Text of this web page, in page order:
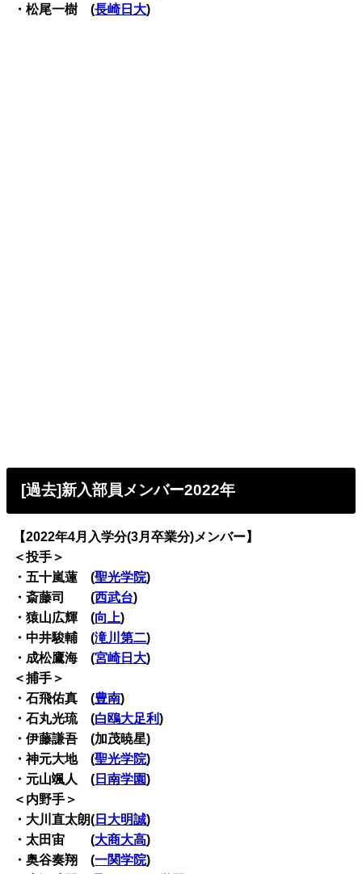
・松尾一樹 (長崎日大)
[過去]新入部員メンバー2022年
【2022年4月入学分(3月卒業分)メンバー】
＜投手＞
・五十嵐蓮 (聖光学院)
・斎藤司 (西武台)
・猿山広輝 (向上)
・中井駿輔 (滝川第二)
・成松鷹海 (宮崎日大)
＜捕手＞
・石飛佑真 (豊南)
・石丸光琉 (白鴎大足利)
・伊藤謙吾 (加茂暁星)
・神元大地 (聖光学院)
・元山颯人 ( 日南学園)
＜内野手＞
・大川直太朗( 日大明誠)
・太田宙 (大商大高)
・奥谷奏翔 (一関学院)